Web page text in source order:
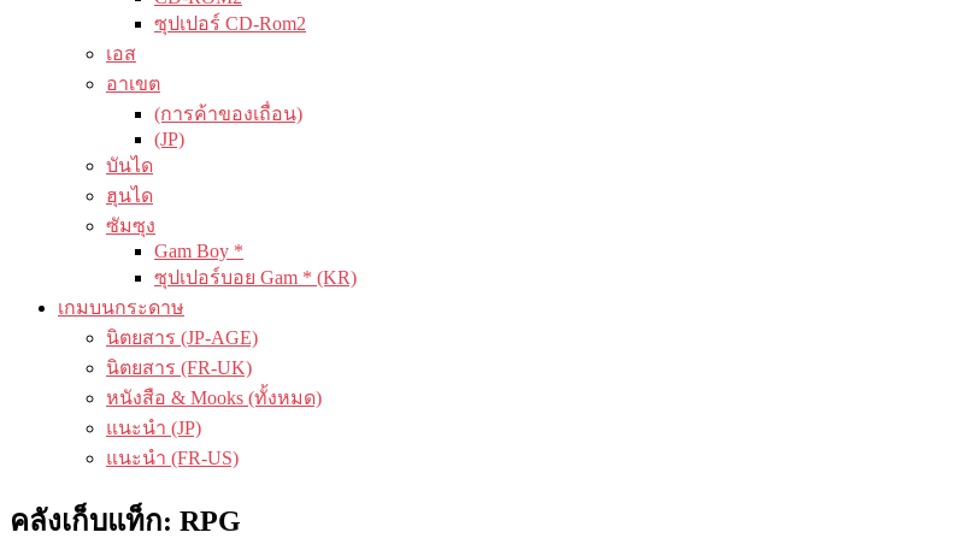
ซุปเปอร์ CD-Rom2
เอส
อาเขต
(การค้าของเถื่อน)
(JP)
บันได
ฮุนได
ซัมซุง
Gam Boy *
ซุปเปอร์บอย Gam * (KR)
เกมบนกระดาษ
นิตยสาร (JP-AGE)
นิตยสาร (FR-UK)
หนังสือ & Mooks (ทั้งหมด)
แนะนำ (JP)
แนะนำ (FR-US)
คลังเก็บแท็ก: RPG